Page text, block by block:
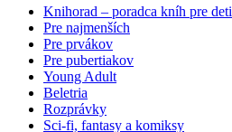
Knihorad – poradca kníh pre deti
Pre najmenších
Pre prvákov
Pre pubertiakov
Young Adult
Beletria
Rozprávky
Sci-fi, fantasy a komiksy